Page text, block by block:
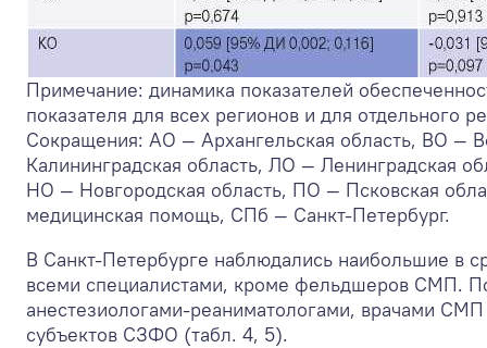
Примечание: динамика показателей
показателя для всех регионов и для отдельного
Сокращения: АО — Архангельская область, ВО —
Калининградская область, ЛО — Ленинградская
НО — Новгородская область, ПО — Псковская
медицинская помощь, СПб — Санкт-Петербург.
В Санкт-Петербурге наблюдались наибольшие в
всеми специалистами, кроме фельдшеров СМП.
анестезиологами-реаниматологами, врачами
субъектов СЗФО (табл. 4, 5).